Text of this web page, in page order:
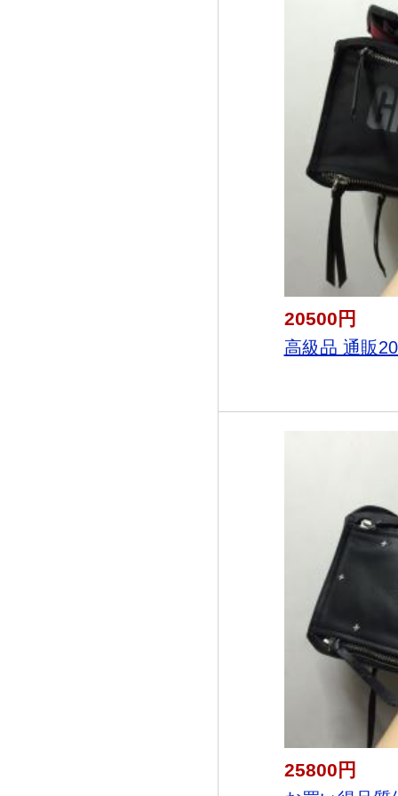
20500円
高級品 通販
25800円